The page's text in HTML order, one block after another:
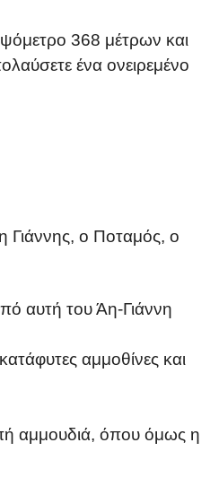
368 μέτρων και
ένα ονειρεμένο
Γιάννης, ο Ποταμός, ο
αυτή του Άη-Γιάννη
αμμοθίνες και
αμμουδιά, όπου όμως η